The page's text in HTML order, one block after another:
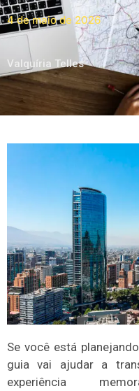
4 de maio de 2026
Valquíria Telles
Se você está
guia vai ajudar a
experiência